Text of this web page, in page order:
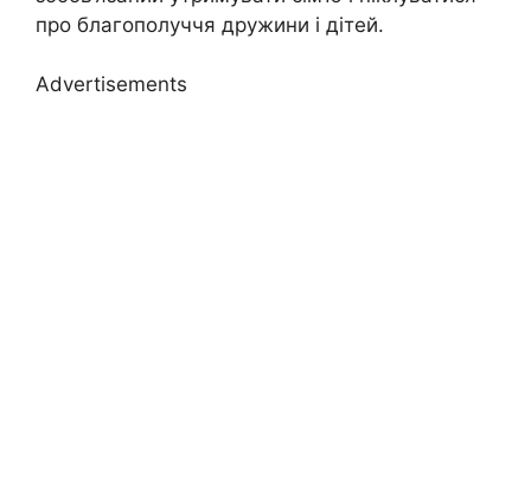
про благополуччя дружини і дітей.
Advertisements